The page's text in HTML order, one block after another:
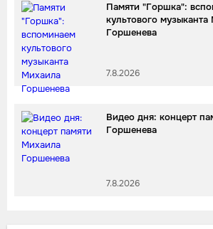
Памяти "Горшка":
культового
Горшенева
7.8.2026
Видео дня: концерт
Горшенева
7.8.2026